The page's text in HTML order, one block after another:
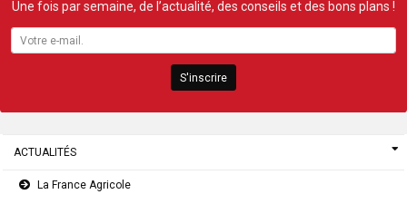
Une fois par semaine, de l’actualité, des conseils et des bons plans !
S'inscrire
ACTUALITÉS
La France Agricole